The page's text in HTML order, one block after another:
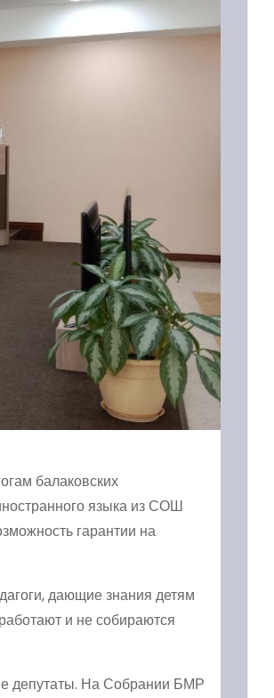
балаковских
языка из СОШ
гарантии на
дающие знания детям
и не собираются
депутаты. На Собрании БМР